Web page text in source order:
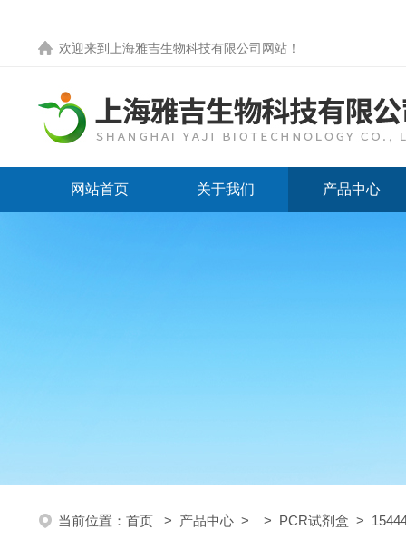
欢迎来到 上海雅吉生物科技有限公司网站 ！
网站首页 关于我们 产品中心
当前位置： 首页 > 产品中心 > > PCR试剂盒 >